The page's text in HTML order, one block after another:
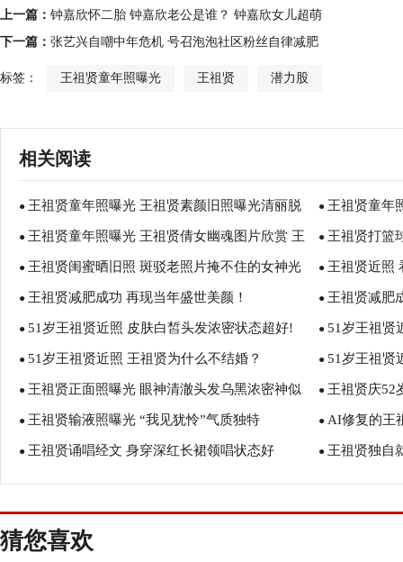
上一篇： 钟嘉欣怀二胎 钟嘉欣老公是谁？ 钟嘉欣女儿超萌
下一篇： 张艺兴自嘲中年危机 号召泡泡社区粉丝自律减肥
标签： 王祖贤童年照曝光 王祖贤 潜力股
相关阅读
● 王祖贤童年照曝光 王祖贤素颜旧照曝光清丽脱
俗 王祖贤央视晚会旧照曝光颜值巅峰
● 王祖贤童年
高多少？
● 王祖贤童年照曝光 王祖贤倩女幽魂图片欣赏 王
祖贤微博晒近照皮肤白皙
● 王祖贤打篮
本人！
● 王祖贤闺蜜晒旧照 斑驳老照片掩不住的女神光
环！
● 王祖贤近照
● 王祖贤减肥成功 再现当年盛世美颜！ ● 王祖贤减肥
● 51岁王祖贤近照 皮肤白皙头发浓密状态超好! ● 51岁王祖贤
伦 王祖贤电
● 51岁王祖贤近照 王祖贤为什么不结婚？ ● 51岁王祖贤
画！
● 王祖贤正面照曝光 眼神清澈头发乌黑浓密神似
少女！
● 王祖贤庆52
● 王祖贤输液照曝光 “我见犹怜”气质独特 ● AI修复的王
● 王祖贤诵唱经文 身穿深红长裙领唱状态好 ● 王祖贤独自
猜您喜欢